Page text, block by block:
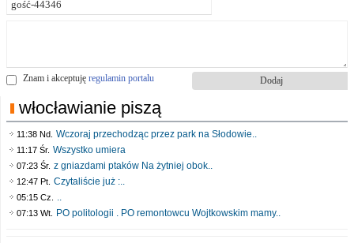
Znam i akceptuję regulamin portalu
włocławianie piszą
11:38 Nd. Wczoraj przechodząc przez park na Słodowie..
11:17 Śr. Wszystko umiera
07:23 Śr. z gniazdami ptaków Na żytniej obok..
12:47 Pt. Czytaliście już :..
05:15 Cz. ..
07:13 Wt. PO politologii . PO remontowcu Wojtkowskim mamy..